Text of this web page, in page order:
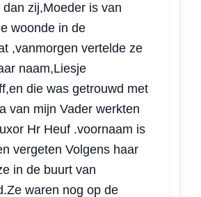
dan zij,Moeder is van
woonde in de
,vanmorgen vertelde ze
naam,Liesje
die was getrouwd met
van mijn Vader werkten
Hr Heuf .voornaam is
vergeten Volgens haar
in de buurt van
waren nog op de